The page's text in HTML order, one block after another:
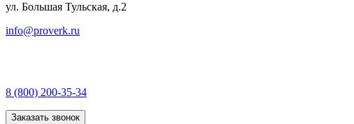
ул. Большая Тульская, д.2
info@proverk.ru
8 (800) 200-35-34
Заказать звонок